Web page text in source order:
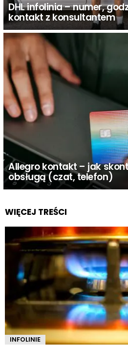
DHL infolinia – numer,
kontakt z konsultantem
Allegro kontakt – jak
obsługą (czat, telefon)
WIĘCEJ TREŚCI
INFOLINIE